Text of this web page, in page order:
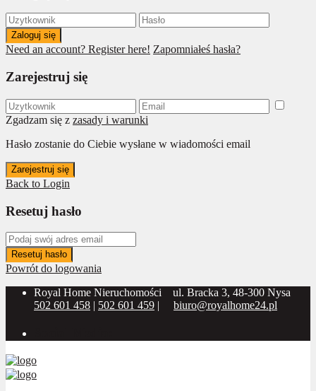
Zaloguj się
Need an account? Register here! Zapomniałeś hasła?
Zarejestruj się
Zgadzam się z zasady i warunki
Hasło zostanie do Ciebie wysłane w wiadomości email
Zarejestruj się
Back to Login
Resetuj hasło
Resetuj hasło
Powrót do logowania
Royal Home Nieruchomości
ul. Bracka 3, 48-300 Nysa
502 601 458 | 502 601 459 | biuro@royalhome24.pl